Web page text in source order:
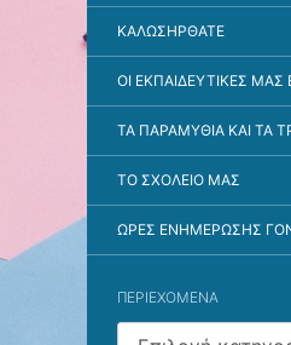
ΚΑΛΩΣΉΡΘΑΤΕ
ΟΙ ΕΚΠΑΙΔΕΥΤΙΚΈΣ ΜΑΣ
ΤΑ ΠΑΡΑΜΎΘΙΑ ΚΑΙ ΤΑ
ΤΟ ΣΧΟΛΕΊΟ ΜΑΣ
ΏΡΕΣ ΕΝΗΜΈΡΩΣΗΣ
ΠΕΡΙΕΧΌΜΕΝΑ
περιεχόμενα